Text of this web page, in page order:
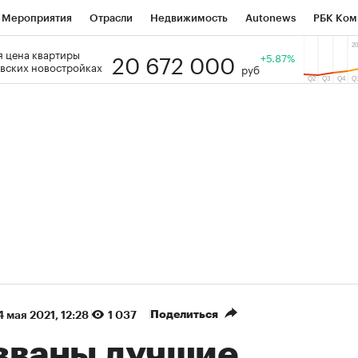
Мероприятия Отрасли Недвижимость Autonews РБК
РБК Образование Тренды
цена квартиры
новостройках
20 672 000 руб
+5.87%
мая 2021, 12:28 1 037 Поделиться